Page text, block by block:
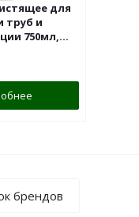
для
труб и
750мл,
брендов